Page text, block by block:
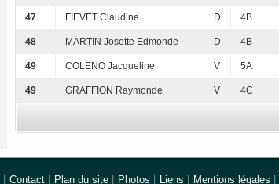
47 FIEVET Claudine D 4B
48 MARTIN Josette Edmonde D 4B
49 COLENO Jacqueline V 5A
49 GRAFFION Raymonde V 4C
Contact Plan du site Photos Liens Mentions légales